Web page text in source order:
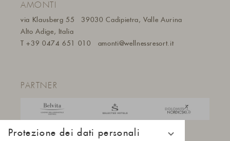
Protezione dei dati personali
AMONTI
via Klausberg 55
39030 Cadipietra, Valle Aurina
Alto Adige, Italia
T+39 0474 651 010 amonti@wellnessresort.it
PARTNER